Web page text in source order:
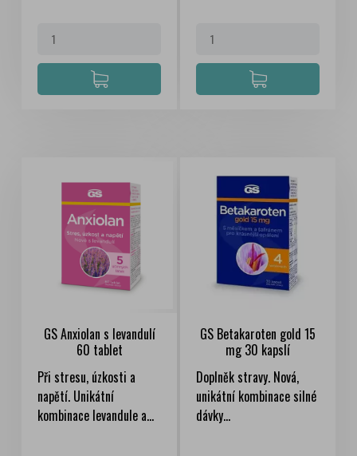
GS Anxiolan s levandulí
60 tablet
Při stresu, úzkosti a
napětí. Unikátní
kombinace levandule a...
GS Betakaroten gold 15
mg 30 kapslí
Doplněk stravy. Nová,
unikátní kombinace silné
dávky...